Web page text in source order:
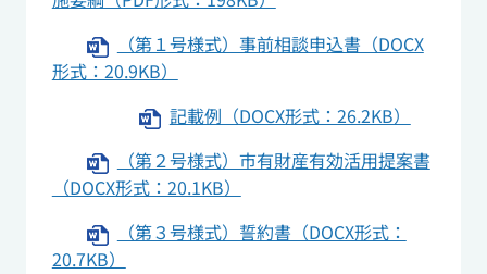
（第１号様式）事前相談申込書（DOCX
形式：20.9KB）
記載例（DOCX形式：26.2KB）
（第２号様式）市有財産有効活用提案書
（DOCX形式：20.1KB）
（第３号様式）誓約書（DOCX形式：
20.7KB）